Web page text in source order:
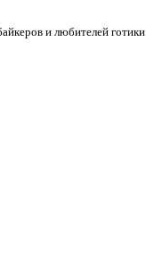
и любителей готики